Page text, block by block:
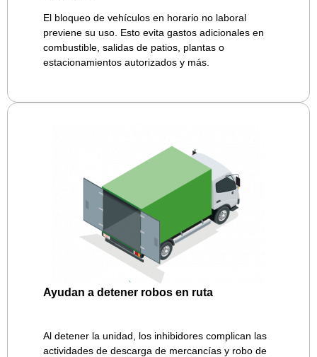
El bloqueo de vehículos en horario no laboral
previene su uso. Esto evita gastos adicionales en
combustible, salidas de patios, plantas o
estacionamientos autorizados y más.
Ayudan a detener robos en ruta
Al detener la unidad, los inhibidores complican las
actividades de descarga de mercancías y robo de